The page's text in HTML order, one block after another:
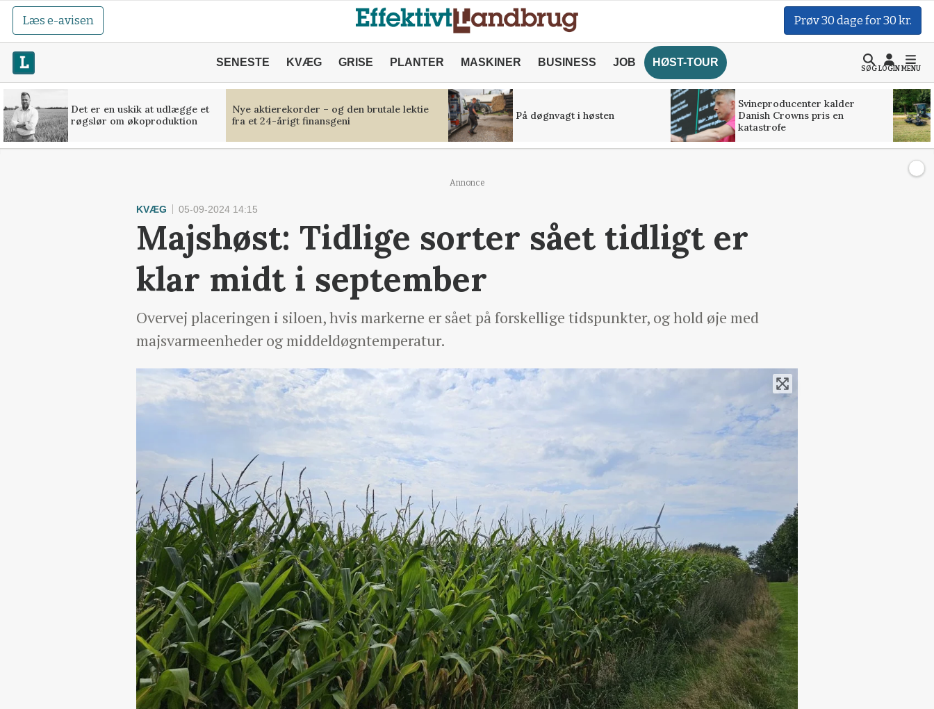
Læs e-avisen Prøv 30 dage for 30 kr.
SENESTE KVÆG GRISE PLANTER MASKINER BUSINESS JOB HØST-TOUR
SØGLOGINMENU
Det er en uskik at udlægge et
røgslør om økoproduktion
Nye aktierekorder – og den brutale lektie
fra et 24-årigt finansgeni
På døgnvagt i høsten
Svineproducenter kalder
Danish Crowns pris en
katastrofe
Annonce
KVÆG 05-09-2024 14:15
Majshøst: Tidlige sorter sået tidligt er
klar midt i september
Overvej placeringen i siloen, hvis markerne er sået på forskellige tidspunkter, og hold øje med
majsvarmeenheder og middeldøgntemperatur.